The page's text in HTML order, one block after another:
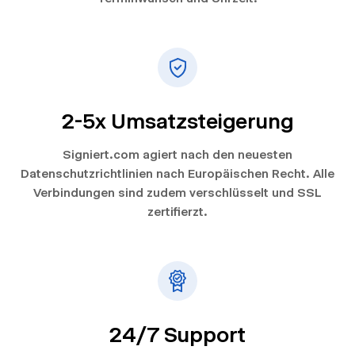
2-5x Umsatzsteigerung
Signiert.com agiert nach den neuesten
Datenschutzrichtlinien nach Europäischen Recht. Alle
Verbindungen sind zudem verschlüsselt und SSL
zertifierzt.
24/7 Support